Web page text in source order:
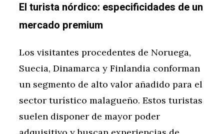
El turista nórdico: especificidades de un
mercado premium
Los visitantes procedentes de Noruega,
Suecia, Dinamarca y Finlandia conforman
un segmento de alto valor añadido para el
sector turístico malagueño. Estos turistas
suelen disponer de mayor poder